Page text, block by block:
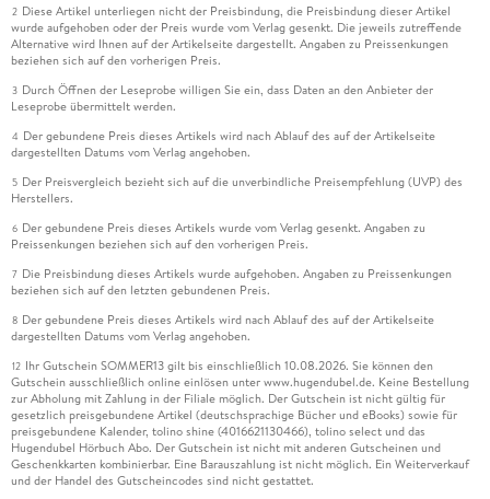
2 Diese Artikel unterliegen nicht der Preisbindung, die Preisbindung dieser Artikel
wurde aufgehoben oder der Preis wurde vom Verlag gesenkt. Die jeweils zutreffende
Alternative wird Ihnen auf der Artikelseite dargestellt. Angaben zu Preissenkungen
beziehen sich auf den vorherigen Preis.
3 Durch Öffnen der Leseprobe willigen Sie ein, dass Daten an den Anbieter der
Leseprobe übermittelt werden.
4 Der gebundene Preis dieses Artikels wird nach Ablauf des auf der Artikelseite
dargestellten Datums vom Verlag angehoben.
5 Der Preisvergleich bezieht sich auf die unverbindliche Preisempfehlung (UVP) des
Herstellers.
6 Der gebundene Preis dieses Artikels wurde vom Verlag gesenkt. Angaben zu
Preissenkungen beziehen sich auf den vorherigen Preis.
7 Die Preisbindung dieses Artikels wurde aufgehoben. Angaben zu Preissenkungen
beziehen sich auf den letzten gebundenen Preis.
8 Der gebundene Preis dieses Artikels wird nach Ablauf des auf der Artikelseite
dargestellten Datums vom Verlag angehoben.
12 Ihr Gutschein SOMMER13 gilt bis einschließlich 10.08.2026. Sie können den
Gutschein ausschließlich online einlösen unter www.hugendubel.de. Keine Bestellung
zur Abholung mit Zahlung in der Filiale möglich. Der Gutschein ist nicht gültig für
gesetzlich preisgebundene Artikel (deutschsprachige Bücher und eBooks) sowie für
preisgebundene Kalender, tolino shine (4016621130466), tolino select und das
Hugendubel Hörbuch Abo. Der Gutschein ist nicht mit anderen Gutscheinen und
Geschenkkarten kombinierbar. Eine Barauszahlung ist nicht möglich. Ein Weiterverkauf
und der Handel des Gutscheincodes sind nicht gestattet.